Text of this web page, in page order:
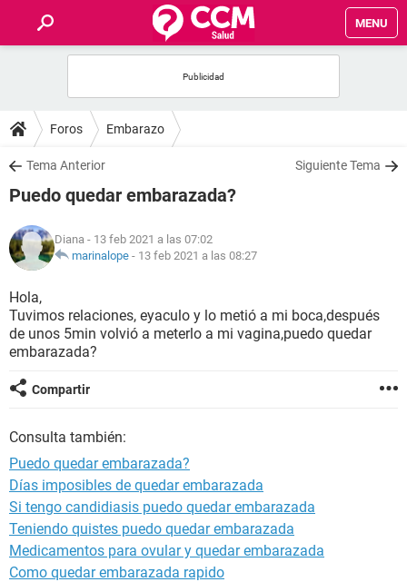
MENU
FOROS
SALUD
NUTRICIÓN
BIENESTAR
SEXUALIDAD
GLOSARIO
Foros Embarazo
Tema Anterior Siguiente Tema
Puedo quedar embarazada?
Diana - 13 feb 2021 a las 07:02
marinalope - 13 feb 2021 a las 08:27
Hola,
Tuvimos relaciones, eyaculo y lo metió a mi boca,después
de unos 5min volvió a meterlo a mi vagina,puedo quedar
embarazada?
Compartir
Consulta también:
Puedo quedar embarazada?
Días imposibles de quedar embarazada
Si tengo candidiasis puedo quedar embarazada
Teniendo quistes puedo quedar embarazada
Medicamentos para ovular y quedar embarazada
Como quedar embarazada rapido